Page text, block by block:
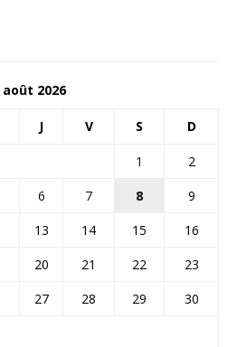
août 2026
J V S D
1
2
6 7 8
9
13 14 15
16
20 21 22
23
27 28 29
30